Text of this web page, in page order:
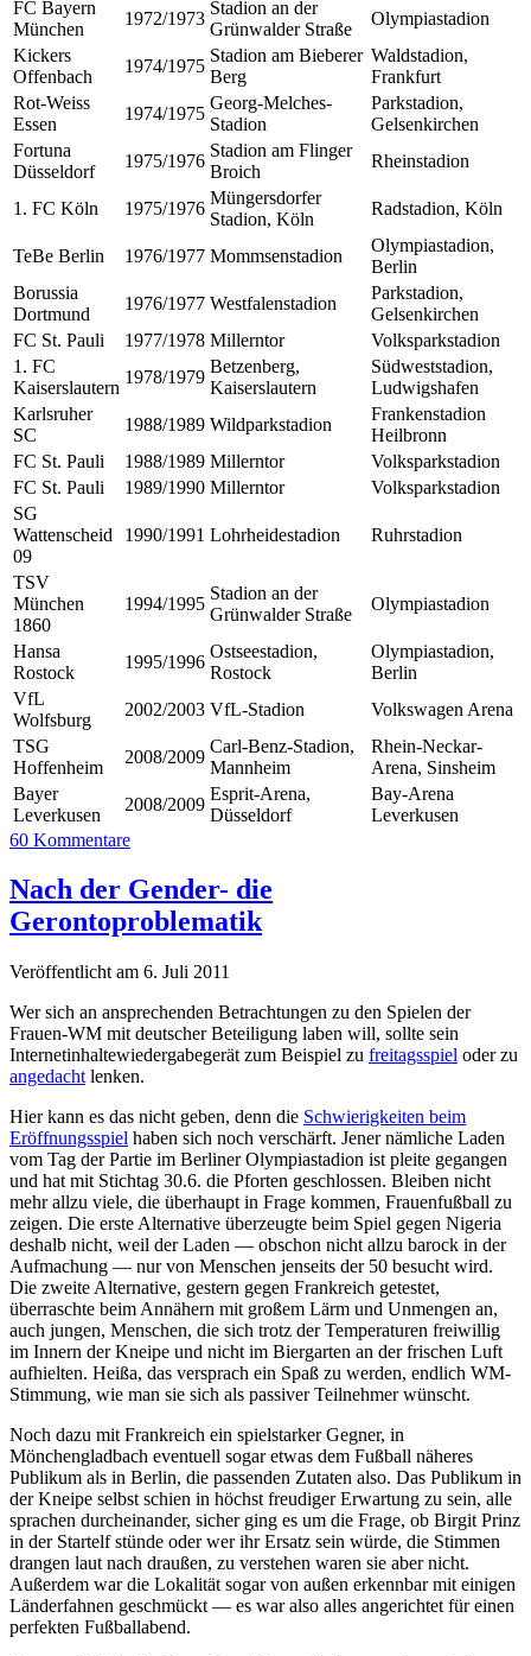
FC Bayern
München
1972/1973
Stadion an der
Grünwalder Straße
Olympiastadion
Kickers
Offenbach
1974/1975
Stadion am Bieberer
Berg
Waldstadion,
Frankfurt
Rot-Weiss
Essen
1974/1975
Georg-Melches-
Stadion
Parkstadion,
Gelsenkirchen
Fortuna
Düsseldorf
1975/1976
Stadion am Flinger
Broich
Rheinstadion
1. FC Köln 1975/1976
Müngersdorfer
Stadion, Köln
Radstadion, Köln
TeBe Berlin 1976/1977 Mommsenstadion
Olympiastadion,
Berlin
Borussia
Dortmund
1976/1977 Westfalenstadion
Parkstadion,
Gelsenkirchen
FC St. Pauli
1977/1978 Millerntor
Volksparkstadion
1. FC
Kaiserslautern
1978/1979
Betzenberg,
Kaiserslautern
Südweststadion,
Ludwigshafen
Karlsruher
SC
1988/1989 Wildparkstadion
Frankenstadion
Heilbronn
FC St. Pauli
1988/1989 Millerntor
Volksparkstadion
FC St. Pauli
1989/1990 Millerntor
Volksparkstadion
SG
Wattenscheid
09
1990/1991 Lohrheidestadion Ruhrstadion
TSV
München
1860
1994/1995
Stadion an der
Grünwalder Straße
Olympiastadion
Hansa
Rostock
1995/1996
Ostseestadion,
Rostock
Olympiastadion,
Berlin
VfL
Wolfsburg
2002/2003 VfL-Stadion
Volkswagen Arena
TSG
Hoffenheim
2008/2009
Carl-Benz-Stadion,
Mannheim
Rhein-Neckar-
Arena, Sinsheim
Bayer
Leverkusen
2008/2009
Esprit-Arena,
Düsseldorf
Bay-Arena
Leverkusen
60 Kommentare
Nach der Gender- die
Gerontoproblematik
Veröffentlicht am 6. Juli 2011
Wer sich an ansprechenden Betrachtungen zu den Spielen der
Frauen-WM mit deutscher Beteiligung laben will, sollte sein
Internetinhaltewiedergabegerät zum Beispiel zu freitagsspiel oder zu
angedacht lenken.
Hier kann es das nicht geben, denn die Schwierigkeiten beim
Eröffnungsspiel haben sich noch verschärft. Jener nämliche Laden
vom Tag der Partie im Berliner Olympiastadion ist pleite gegangen
und hat mit Stichtag 30.6. die Pforten geschlossen. Bleiben nicht
mehr allzu viele, die überhaupt in Frage kommen, Frauenfußball zu
zeigen. Die erste Alternative überzeugte beim Spiel gegen Nigeria
deshalb nicht, weil der Laden — obschon nicht allzu barock in der
Aufmachung — nur von Menschen jenseits der 50 besucht wird.
Die zweite Alternative, gestern gegen Frankreich getestet,
überraschte beim Annähern mit großem Lärm und Unmengen an,
auch jungen, Menschen, die sich trotz der Temperaturen freiwillig
im Innern der Kneipe und nicht im Biergarten an der frischen Luft
aufhielten. Heißa, das versprach ein Spaß zu werden, endlich WM-
Stimmung, wie man sie sich als passiver Teilnehmer wünscht.
Noch dazu mit Frankreich ein spielstarker Gegner, in
Mönchengladbach eventuell sogar etwas dem Fußball näheres
Publikum als in Berlin, die passenden Zutaten also. Das Publikum in
der Kneipe selbst schien in höchst freudiger Erwartung zu sein, alle
sprachen durcheinander, sicher ging es um die Frage, ob Birgit Prinz
in der Startelf stünde oder wer ihr Ersatz sein würde, die Stimmen
drangen laut nach draußen, zu verstehen waren sie aber nicht.
Außerdem war die Lokalität sogar von außen erkennbar mit einigen
Länderfahnen geschmückt — es war also alles angerichtet für einen
perfekten Fußballabend.